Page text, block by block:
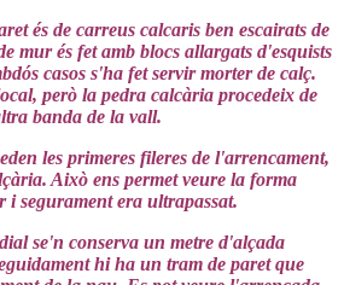
és de carreus calcaris ben escairats de
mur és fet amb blocs allargats d'esquists
casos s'ha fet servir morter de calç.
però la pedra calcària procedeix de
banda de la vall.
les primeres fileres de l'arrencament,
Això ens permet veure la forma
i segurament era ultrapassat.
se'n conserva un metre d'alçada
hi ha un tram de paret que